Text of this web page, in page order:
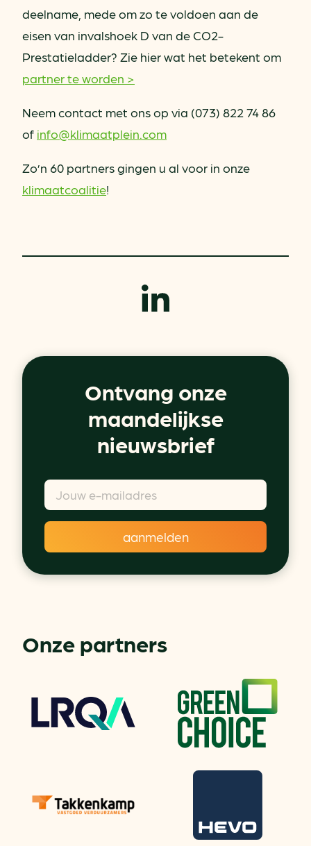
deelname, mede om zo te voldoen aan de
eisen van invalshoek D van de CO2-
Prestatieladder? Zie hier wat het betekent om
partner te worden >
Neem contact met ons op via (073) 822 74 86
of info@klimaatplein.com
Zo’n 60 partners gingen u al voor in onze
klimaatcoalitie!
Ontvang onze
maandelijkse
nieuwsbrief
Onze partners